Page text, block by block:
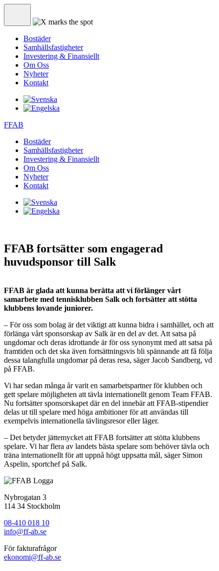
Bostäder
Samhällsfastigheter
Investering & Finansiellt
Om Oss
Nyheter
Kontakt
FFAB
Bostäder
Samhällsfastigheter
Investering & Finansiellt
Om Oss
Nyheter
Kontakt
FFAB fortsätter som engagerad
huvudsponsor till Salk
FFAB är glada att kunna berätta att vi förlänger vårt
samarbete med tennisklubben Salk och fortsätter att stötta
klubbens lovande juniorer.
– För oss som bolag är det viktigt att kunna bidra i samhället, och att
förlänga vårt sponsorskap av Salk är en del av det. Att satsa på
ungdomar och deras idrottande är för oss synonymt med att satsa på
framtiden och det ska även fortsättningsvis bli spännande att få följa
dessa talangfulla ungdomar på deras resa, säger Jacob Sandberg, vd
på FFAB.
Vi har sedan många år varit en samarbetspartner för klubben och
gett spelare möjligheten att tävla internationellt genom Team FFAB.
Nu fortsätter sponsorskapet där en del innebär att FFAB-stipendier
delas ut till spelare med höga ambitioner för att användas till
exempelvis internationella tävlingsresor eller läger.
– Det betyder jättemycket att FFAB fortsätter att stötta klubbens
spelare. Vi har flera av landets bästa spelare som behöver tävla och
träna internationellt för att uppnå högt uppsatta mål, säger Simon
Aspelin, sportchef på Salk.
Nybrogatan 3
114 34 Stockholm
08-410 018 10
info@ff-ab.se
För fakturafrågor
ekonomi@ff-ab.se